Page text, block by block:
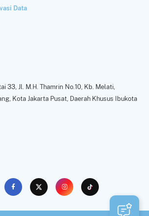
Data
33, Jl. M.H. Thamrin No.10, Kb. Melati,
Kota Jakarta Pusat, Daerah Khusus Ibukota